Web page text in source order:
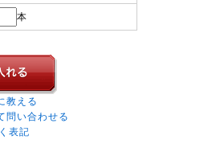
本
教える
問い合わせる
表記